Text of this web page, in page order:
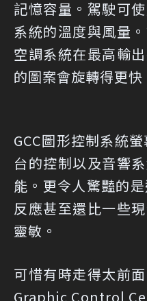
記憶容量。駕駛可
系統的溫度與風量
空調系統在最高輸
的圖案會旋轉得更快
GCC圖形控制系統
台的控制以及音響
能。更令人驚豔的
反應甚至還比一些
靈敏。
可惜有時走得太前
Graphic Control